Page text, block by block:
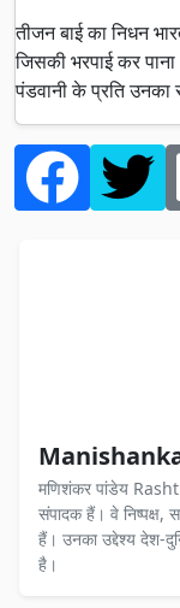
तीजन बाई का निधन
जिसकी भरपाई कर
पंडवानी के प्रति उनका
मणिशंकर पांडेय
संपादक हैं। वे निष्पक्ष,
हैं। उनका उद्देश्य देश-
है।